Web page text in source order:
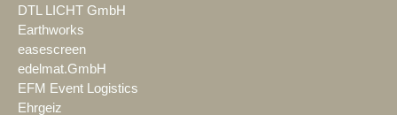
DTL LICHT GmbH
Earthworks
easescreen
edelmat.GmbH
EFM Event Logistics
Ehrgeiz